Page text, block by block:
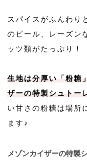
スパイスがふんわり
のピール、レーズン
ッツ類がたっぷり！
生地は分厚い「粉糖
ザーの特製シュトー
い甘さの粉糖は場所
ます♪
メゾンカイザーの特製